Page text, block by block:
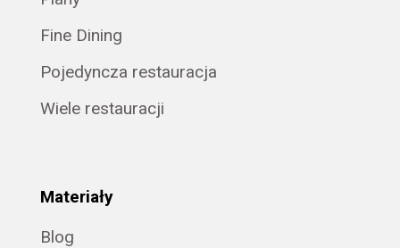
Fine Dining
Pojedyncza restauracja
Wiele restauracji
Materiały
Blog